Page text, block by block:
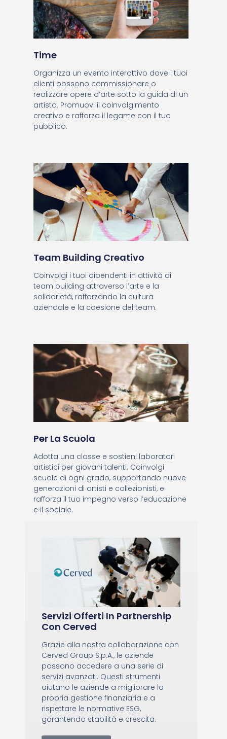
Time
Organizza un evento interattivo dove i tuoi
clienti possono commissionare o
realizzare opere d’arte sotto la guida di un
artista. Promuovi il coinvolgimento
creativo e rafforza il legame con il tuo
pubblico.
Team Building Creativo
Coinvolgi i tuoi dipendenti in attività di
team building attraverso l’arte e la
solidarietà, rafforzando la cultura
aziendale e la coesione del team.
Per La Scuola
Adotta una classe e sostieni laboratori
artistici per giovani talenti. Coinvolgi
scuole di ogni grado, supportando nuove
generazioni di artisti e collezionisti, e
rafforza il tuo impegno verso l’educazione
e il sociale.
Servizi Offerti In Partnership
Con Cerved
Grazie alla nostra collaborazione con
Cerved Group S.p.A., le aziende
possono accedere a una serie di
servizi avanzati. Questi strumenti
aiutano le aziende a migliorare la
propria gestione finanziaria e a
rispettare le normative ESG,
garantendo stabilità e crescita.